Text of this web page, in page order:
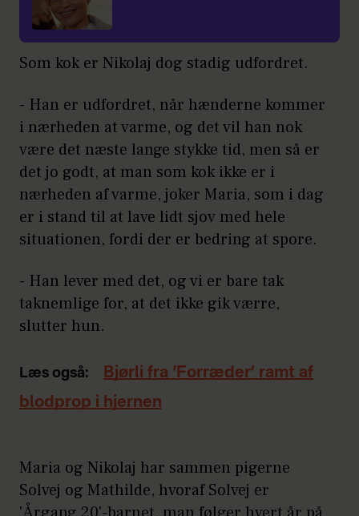
Som kok er Nikolaj dog stadig udfordret.
- Han er udfordret, når hænderne kommer
i nærheden at varme, og det vil han nok
være det næste lange stykke tid, men så er
det jo godt, at man som kok ikke er i
nærheden af varme, joker Maria, som i dag
er i stand til at lave lidt sjov med hele
situationen, fordi der er bedring at spore.
- Han lever med det, og vi er bare tak
taknemlige for, at det ikke gik værre,
slutter hun.
Læs også:
Bjørli fra ‘Forræder’ ramt af
blodprop i hjernen
Maria og Nikolaj har sammen pigerne
Solvej og Mathilde, hvoraf Solvej er